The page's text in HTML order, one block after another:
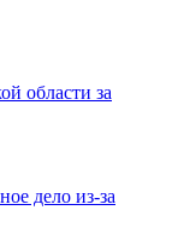
области за
дело из-за